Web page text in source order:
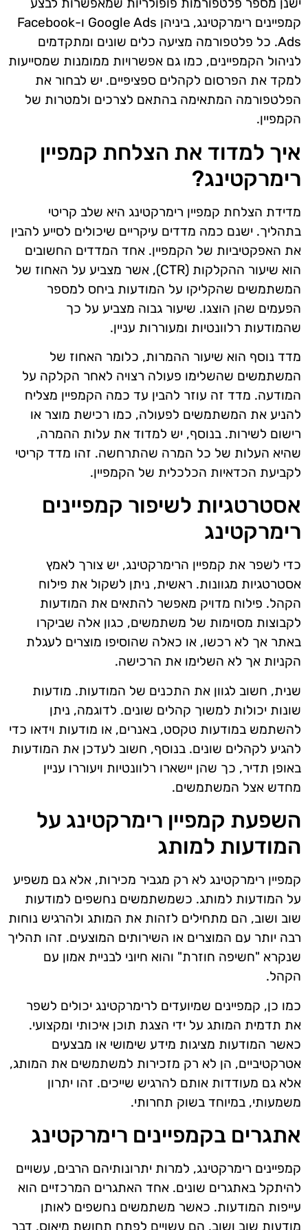
ישנן מספר פלטפורמות פופולריות שמאפשרות לבצע
קמפיינים רימרקטינג, ביניהן Google Ads ו-Facebook
Ads. כל פלטפורמה מציעה כלים שונים ומתקדמים
לניהול הקמפיינים, כמו גם אפשרויות ממומנות שמסייעות
למקד את הפרסום לקהלים ספציפיים. יש לבחור את
הפלטפורמה המתאימה בהתאם לצרכים ולמטרות של
הקמפיין.
איך למדוד את הצלחת קמפיין
רימרקטינג?
מדידת הצלחת קמפיין רימרקטינג היא שלב קריטי
בתהליך. ישנם כמה מדדים עיקריים שיכולים לסייע להבין
את האפקטיביות של הקמפיין. אחד המדדים החשובים
הוא שיעור ההקלקות (CTR), אשר מצביע על האחוז של
המשתמשים שהקליקו על המודעות ביחס למספר
הפעמים שהן הוצגו. שיעור גבוה מצביע על כך
שהמודעות רלוונטיות ומעוררות עניין.
מדד נוסף הוא שיעור ההמרות, כלומר האחוז של
המשתמשים שהשלימו פעולה רצויה לאחר הקלקה על
המודעה. מדד זה עוזר להבין עד כמה הקמפיין מצליח
להניע את המשתמשים לפעולה, כמו רכישת מוצר או
רישום לשירות. בנוסף, יש למדוד את עלות ההמרה,
שהיא העלות של כל המרה שהתרחשה. זהו מדד קריטי
לקביעת הכדאיות הכלכלית של הקמפיין.
אסטרטגיות לשיפור קמפיינים
רימרקטינג
כדי לשפר את קמפיין הרימרקטינג, יש צורך לאמץ
אסטרטגיות מגוונות. ראשית, ניתן לשקול את פילוח
הקהל. פילוח מדויק מאפשר להתאים את המודעות
לקבוצות מסוימות של משתמשים, כגון אלה שביקרו
באתר אך לא רכשו, או כאלה שהוסיפו מוצרים לעגלת
הקניות אך לא השלימו את הרכישה.
שנית, חשוב לגוון את התכנים של המודעות. מודעות
שונות יכולות למשוך קהלים שונים. לדוגמה, ניתן
להשתמש במודעות טקסט, באנרים, או מודעות וידאו כדי
להגיע לקהלים שונים. בנוסף, חשוב לעדכן את המודעות
באופן תדיר, כך שהן יישארו רלוונטיות ויעוררו עניין
מחדש אצל המשתמשים.
השפעת קמפיין רימרקטינג על
המודעות למותג
קמפיין רימרקטינג לא רק מגביר מכירות, אלא גם משפיע
על המודעות למותג. כשמשתמשים נחשפים למודעות
שוב ושוב, הם מתחילים לזהות את המותג ולהרגיש נוחות
רבה יותר עם המוצרים או השירותים המוצעים. זהו תהליך
שנקרא "חשיפה חוזרת" והוא חיוני לבניית אמון עם
הקהל.
כמו כן, קמפיינים שמיועדים לרימרקטינג יכולים לשפר
את תדמית המותג על ידי הצגת תוכן איכותי ומקצועי.
כאשר המודעות מציגות מידע שימושי או מבצעים
אטרקטיביים, הן לא רק מזכירות למשתמשים את המותג,
אלא גם מעודדות אותם להרגיש שייכים. זהו יתרון
משמעותי, במיוחד בשוק תחרותי.
אתגרים בקמפיינים רימרקטינג
קמפיינים רימרקטינג, למרות יתרונותיהם הרבים, עשויים
להיתקל באתגרים שונים. אחד האתגרים המרכזיים הוא
עייפות המודעות. כאשר משתמשים נחשפים לאותן
מודעות שוב ושוב, הם עשויים לפתח תחושת מיאוס, דבר